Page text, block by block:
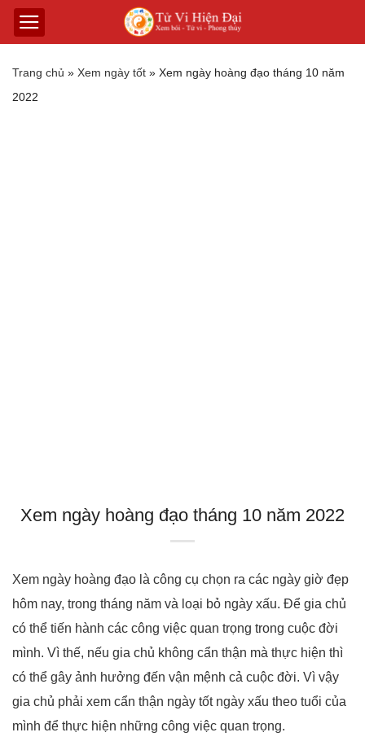
Trang chủ » Xem ngày tốt » Xem ngày hoànɡ đạo thánɡ 10 năm
2022
Xem ngày hoànɡ đạo thánɡ 10 năm 2022
Xem ngày hoàng đạo là công cụ chọn ra các ngày giờ đẹp
hôm nay, trong tháng năm và loại bỏ ngày xấu. Để gia chủ
có thể tiến hành các công việc quan trọng trong cuộc đời
mình. Vì thế, nếu gia chủ không cẩn thận mà thực hiện thì
có thể gây ảnh hưởng đến vận mệnh cả cuộc đời. Vì vậy
gia chủ phải xem cẩn thận ngày tốt ngày xấu theo tuổi của
mình để thực hiện những công việc quan trọng.